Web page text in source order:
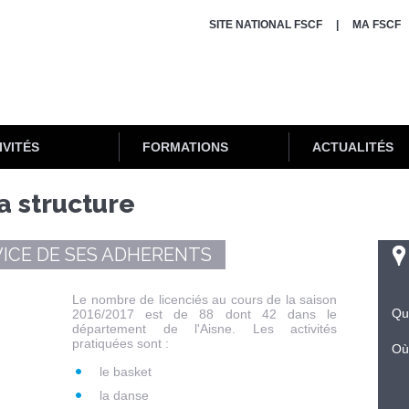
SITE NATIONAL FSCF MA FSCF
FORMATIONS ACTUALITÉS
structure
DE SES ADHERENTS
Le nombre de licenciés au cours de la saison
2016/2017 est de 88 dont 42 dans le
département de l'Aisne. Les activités
pratiquées sont :
le basket
la danse